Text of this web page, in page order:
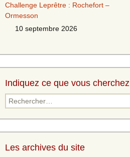
Challenge Leprêtre : Rochefort –
Ormesson
10 septembre 2026
Indiquez ce que vous cherchez
Les archives du site